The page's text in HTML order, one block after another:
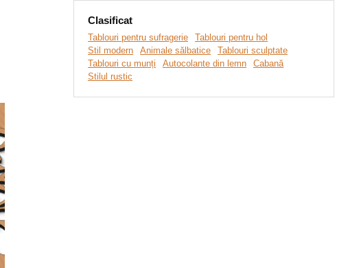
Clasificat
Tablouri pentru sufragerie
Tablouri pentru hol
Stil modern
Animale sălbatice
Tablouri sculptate
Tablouri cu munți
Autocolante din lemn
Cabană
Stilul rustic